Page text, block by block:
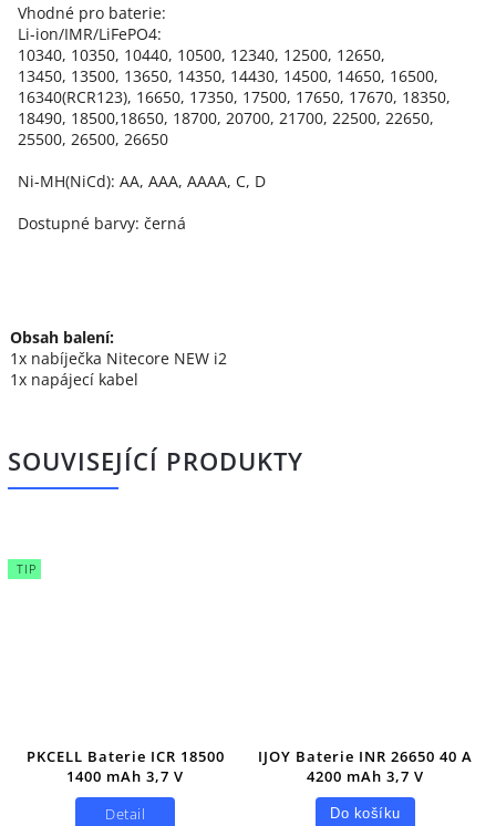
Vhodné pro baterie:
Li-ion/IMR/LiFePO4:
10340, 10350, 10440, 10500, 12340, 12500, 12650,
13450, 13500, 13650, 14350, 14430, 14500, 14650, 16500,
16340(RCR123), 16650, 17350, 17500, 17650, 17670, 18350,
18490, 18500,18650, 18700, 20700, 21700, 22500, 22650,
25500, 26500, 26650
Ni-MH(NiCd): AA, AAA, AAAA, C, D
Dostupné barvy: černá
Obsah balení:
1x nabíječka Nitecore NEW i2
1x napájecí kabel
SOUVISEJÍCÍ PRODUKTY
TIP
PKCELL Baterie ICR 18500
1400 mAh 3,7 V
Detail
IJOY Baterie INR 26650 40 A
4200 mAh 3,7 V
Do košíku